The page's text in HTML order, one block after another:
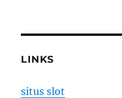
LINKS
situs slot